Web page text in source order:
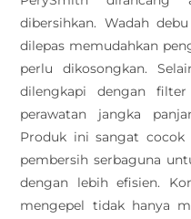
dibersihkan. Wadah
dilepas memudahkan
perlu dikosongkan.
dilengkapi dengan
perawatan jangka
Produk ini sangat
pembersih serbaguna
dengan lebih efisien.
mengepel tidak hanya